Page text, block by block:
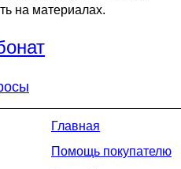
на материалах.
Главная
Помощь покупателю